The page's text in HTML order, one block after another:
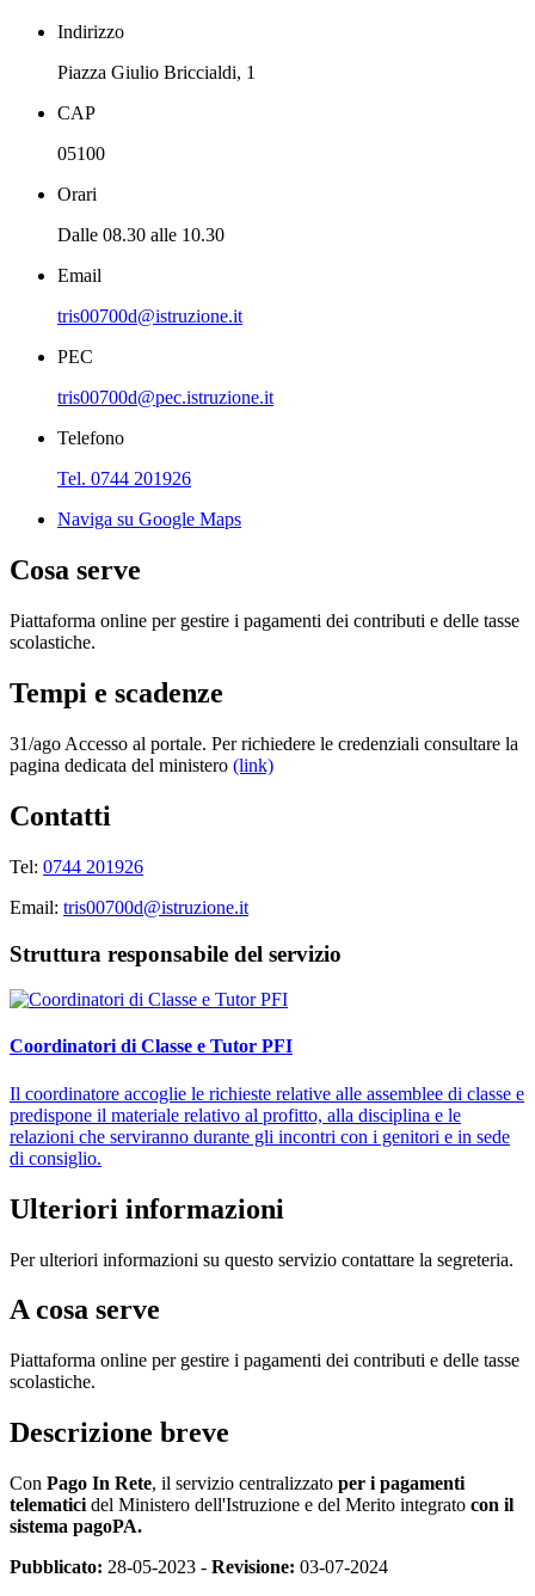
Indirizzo
Piazza Giulio Briccialdi, 1
CAP
05100
Orari
Dalle 08.30 alle 10.30
Email
tris00700d@istruzione.it
PEC
tris00700d@pec.istruzione.it
Telefono
Tel. 0744 201926
Naviga su Google Maps
Cosa serve
Piattaforma online per gestire i pagamenti dei contributi e delle tasse
scolastiche.
Tempi e scadenze
31/ago Accesso al portale. Per richiedere le credenziali consultare la
pagina dedicata del ministero (link)
Contatti
Tel: 0744 201926
Email: tris00700d@istruzione.it
Struttura responsabile del servizio
Coordinatori di Classe e Tutor PFI
Il coordinatore accoglie le richieste relative alle assemblee di classe e
predispone il materiale relativo al profitto, alla disciplina e le
relazioni che serviranno durante gli incontri con i genitori e in sede
di consiglio.
Ulteriori informazioni
Per ulteriori informazioni su questo servizio contattare la segreteria.
A cosa serve
Piattaforma online per gestire i pagamenti dei contributi e delle tasse
scolastiche.
Descrizione breve
Con Pago In Rete, il servizio centralizzato per i pagamenti
telematici del Ministero dell'Istruzione e del Merito integrato con il
sistema pagoPA.
Pubblicato: 28-05-2023 - Revisione: 03-07-2024